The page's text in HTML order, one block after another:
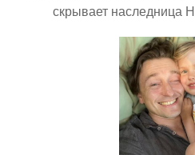
скрывает наследница